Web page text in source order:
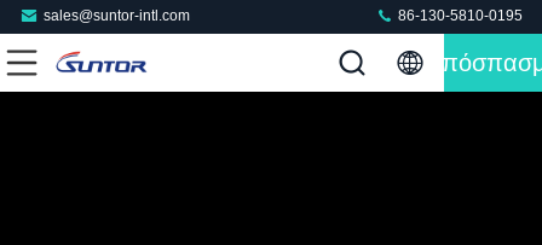
sales@suntor-intl.com 86-130-5810-0195